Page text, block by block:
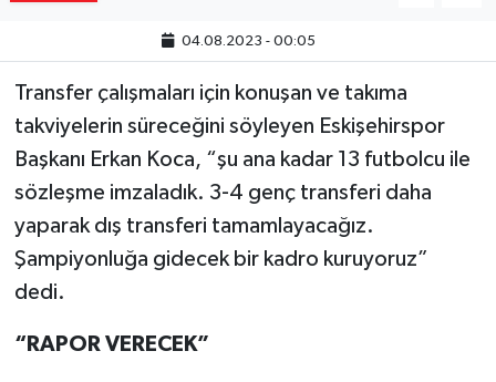
04.08.2023 - 00:05
Transfer çalışmaları için konuşan ve takıma
takviyelerin süreceğini söyleyen Eskişehirspor
Başkanı Erkan Koca, “şu ana kadar 13 futbolcu ile
sözleşme imzaladık. 3-4 genç transferi daha
yaparak dış transferi tamamlayacağız.
Şampiyonluğa gidecek bir kadro kuruyoruz”
dedi.
“RAPOR VERECEK”